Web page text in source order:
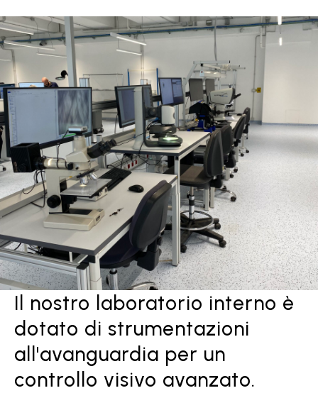
Il nostro laboratorio interno è
dotato di strumentazioni
all'avanguardia per un
controllo visivo avanzato.